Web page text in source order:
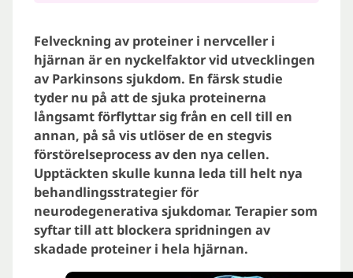
Felveckning av proteiner i nervceller i
hjärnan är en nyckelfaktor vid utvecklingen
av Parkinsons sjukdom. En färsk studie
tyder nu på att de sjuka proteinerna
långsamt förflyttar sig från en cell till en
annan, på så vis utlöser de en stegvis
förstörelseprocess av den nya cellen.
Upptäckten skulle kunna leda till helt nya
behandlingsstrategier för
neurodegenerativa sjukdomar. Terapier som
syftar till att blockera spridningen av
skadade proteiner i hela hjärnan.